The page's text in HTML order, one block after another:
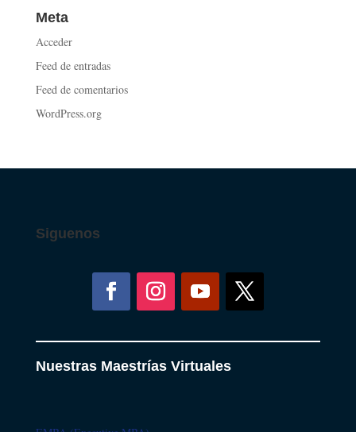
Meta
Acceder
Feed de entradas
Feed de comentarios
WordPress.org
Siguenos
Nuestras Maestrías Virtuales